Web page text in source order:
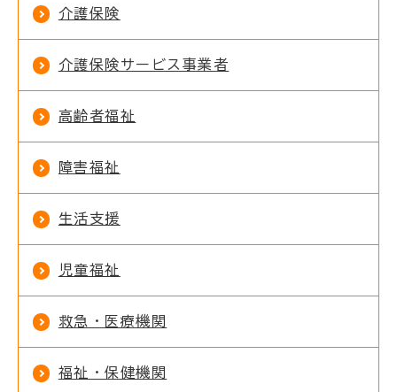
介護保険
介護保険サービス事業者
高齢者福祉
障害福祉
生活支援
児童福祉
救急・医療機関
福祉・保健機関